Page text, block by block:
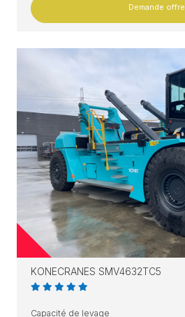
Demande offre
KONECRANES SMV4632TC5
Capacité de levage